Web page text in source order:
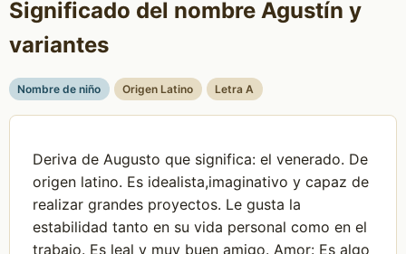
Significado del nombre Agustín y
variantes
Nombre de niño Origen Latino Letra A
Deriva de Augusto que significa: el venerado. De
origen latino. Es idealista,imaginativo y capaz de
realizar grandes proyectos. Le gusta la
estabilidad tanto en su vida personal como en el
trabajo. Es leal y muy buen amigo. Amor: Es algo